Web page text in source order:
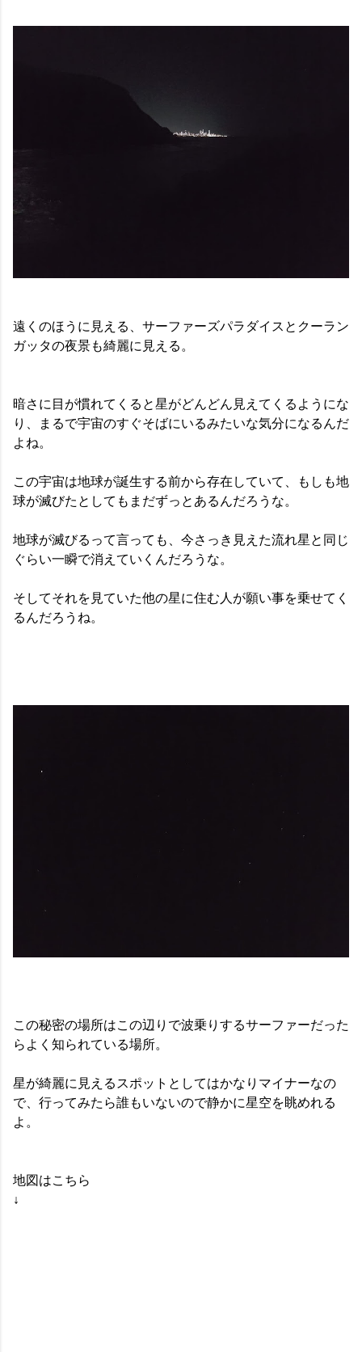
遠くのほうに見える、サーファーズパラダイスとクーラン
ガッタの夜景も綺麗に見える。
暗さに目が慣れてくると星がどんどん見えてくるようにな
り、まるで宇宙のすぐそばにいるみたいな気分になるんだ
よね。
この宇宙は地球が誕生する前から存在していて、もしも地
球が滅びたとしてもまだずっとあるんだろうな。
地球が滅びるって言っても、今さっき見えた流れ星と同じ
ぐらい一瞬で消えていくんだろうな。
そしてそれを見ていた他の星に住む人が願い事を乗せてく
るんだろうね。
この秘密の場所はこの辺りで波乗りするサーファーだった
らよく知られている場所。
星が綺麗に見えるスポットとしてはかなりマイナーなの
で、行ってみたら誰もいないので静かに星空を眺めれる
よ。
地図はこちら
↓